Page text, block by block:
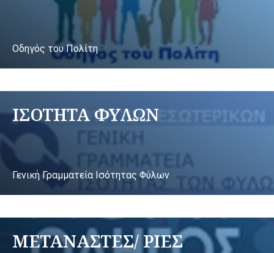
Οδηγός του Πολίτη
ΙΣΟΤΗΤΑ ΦΥΛΩΝ
Γενική Γραμματεία Ισότητας Φύλων
ΜΕΤΑΝΑΣΤΕΣ/ ΡΙΕΣ